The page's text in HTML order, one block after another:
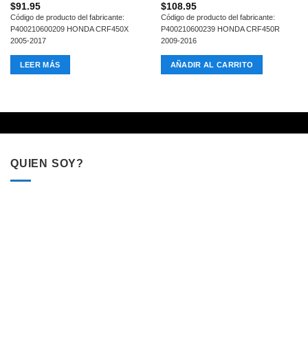
$91.95
Código de producto del fabricante:
P400210600209 HONDA CRF450X
2005-2017
LEER MÁS
$108.95
Código de producto del fabricante:
P400210600239 HONDA CRF450R
2009-2016
AÑADIR AL CARRITO
QUIEN SOY?